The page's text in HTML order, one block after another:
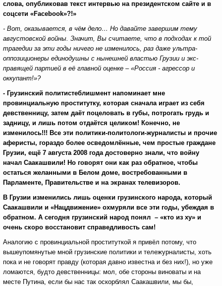
слова, опубликовав текст интервью на президентском сайте и в
соцсети «Facebook»?!»
- Вот, оказывается, в чём дело… Но давайте завершим тему
августовской войны. Значит, Вы считаете, что в подходах к той
трагедии за эти годы ничего не изменилось, раз даже ультра-
оппозиционеры единодушны с нынешней властью Грузии и экс-
правящей партией в её главной оценке – «Россия - агрессор и
оккупант!»?
- Грузинский политистеблишмент напоминает мне
провинциальную проститутку, которая сначала играет из себя
девственницу, затем даёт поцеловать в губы, потрогать грудь и
задницу, и лишь потом отдаётся целиком! Конечно, не
изменилось!!! Все эти политики-политологи-журналисты и прочие
аферисты, гораздо более осведомлённые, чем простые граждане
Грузии, ещё 7 августа 2008 года достоверно знали, что войну
начал Саакашвили! Но говорят они как раз обратное, чтобы
остаться желанными в Белом доме, востребованными в
Парламенте, Правительстве и на экранах телевизоров.
В Грузии изменились лишь оценки грузинского народа, который
Саакашвили и «Нацдвижение» охмуряли все эти годы, убеждая в
обратном. А сегодня грузинский народ понял – «кто из ху» и
очень скоро восстановит справедливость сам!
Аналогию с провинциальной проституткой я привёл потому, что
вышеупомянутые мной грузинские политики и тележурналисты, хоть
пока и не говорят правду (которая давно известна и без них!), но уже
ломаются, будто девственницы: мол, обе стороны виноваты и на
месте Путина, если бы нас так оскорблял Саакашвили, мы бы,